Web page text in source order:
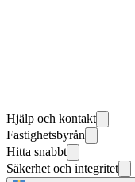
Hjälp och kontakt
Fastighetsbyrån
Hitta snabbt
Säkerhet och integritet